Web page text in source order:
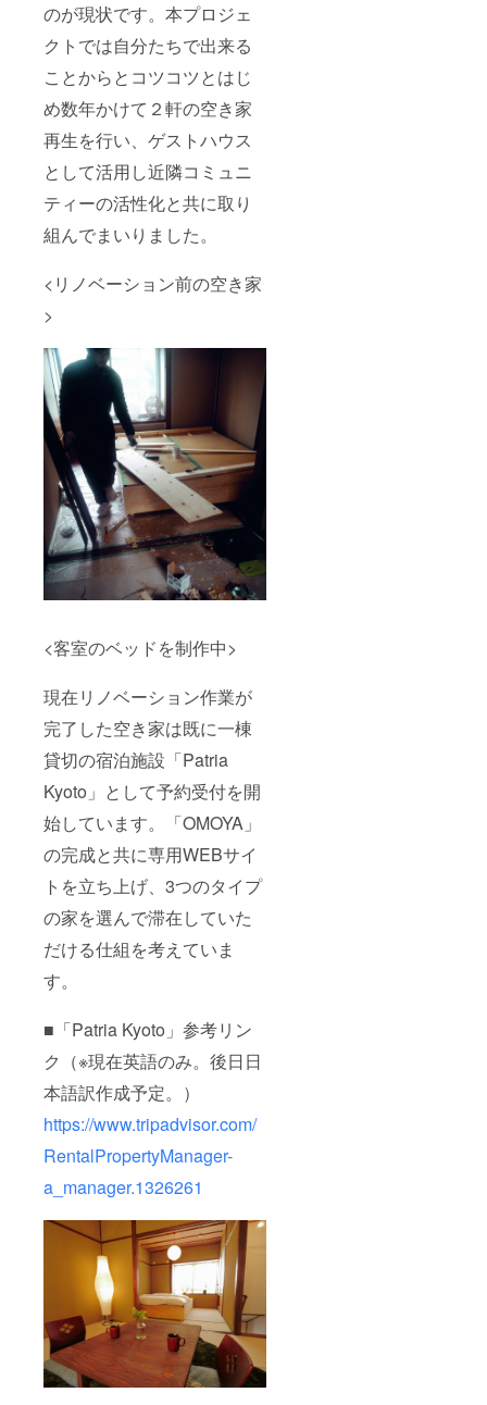
のが現状です。本プロジェ
クトでは自分たちで出来る
ことからとコツコツとはじ
め数年かけて２軒の空き家
再生を行い、ゲストハウス
として活用し近隣コミュニ
ティーの活性化と共に取り
組んでまいりました。
<リノベーション前の空き家
>
<客室のベッドを制作中>
現在リノベーション作業が
完了した空き家は既に一棟
貸切の宿泊施設「Patria
Kyoto」として予約受付を開
始しています。「OMOYA」
の完成と共に専用WEBサイ
トを立ち上げ、3つのタイプ
の家を選んで滞在していた
だける仕組を考えていま
す。
■「Patria Kyoto」参考リン
ク（※現在英語のみ。後日日
本語訳作成予定。）
https://www.tripadvisor.com/
RentalPropertyManager-
a_manager.1326261